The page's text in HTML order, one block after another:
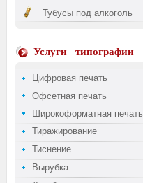
Тубусы под алкоголь
Услуги типографии
Цифровая печать
Офсетная печать
Широкоформатная печать
Тиражирование
Тиснение
Вырубка